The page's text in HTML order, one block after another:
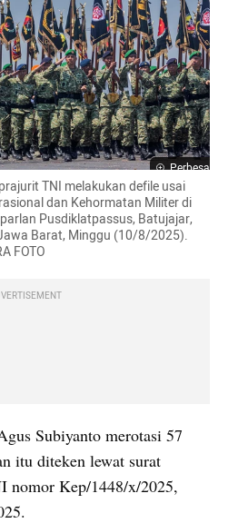
Perbesar
TNI melakukan defile usai
dan Kehormatan Militer di
Pusdiklatpassus, Batujajar,
Barat, Minggu (10/8/2025).
FOTO
Subiyanto merotasi 57
itu diteken lewat surat
nomor Kep/1448/x/2025,